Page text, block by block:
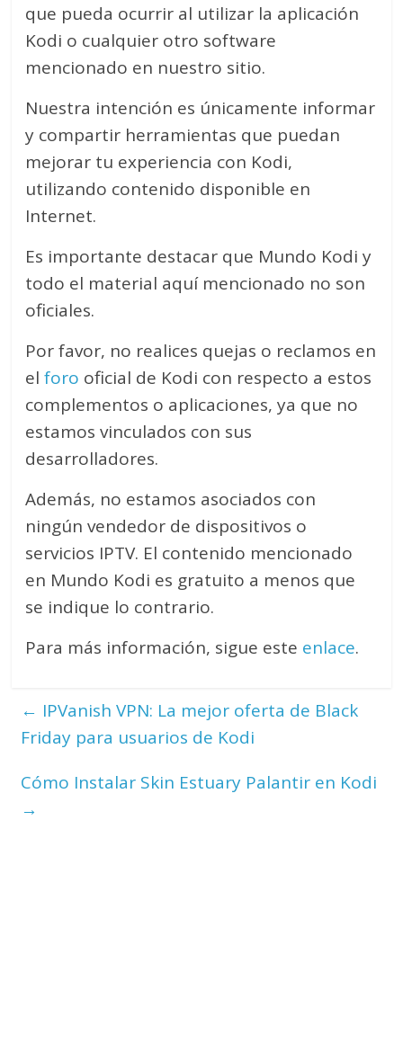
que pueda ocurrir al utilizar la aplicación
Kodi o cualquier otro software
mencionado en nuestro sitio.
Nuestra intención es únicamente informar
y compartir herramientas que puedan
mejorar tu experiencia con Kodi,
utilizando contenido disponible en
Internet.
Es importante destacar que Mundo Kodi y
todo el material aquí mencionado no son
oficiales.
Por favor, no realices quejas o reclamos en
elforo oficial de Kodi con respecto a estos
complementos o aplicaciones, ya que no
estamos vinculados con sus
desarrolladores.
Además, no estamos asociados con
ningún vendedor de dispositivos o
servicios IPTV. El contenido mencionado
en Mundo Kodi es gratuito a menos que
se indique lo contrario.
Para más información, sigue este enlace.
← IPVanish VPN: La mejor oferta de Black
Friday para usuarios de Kodi
Cómo Instalar Skin Estuary Palantir en Kodi
→